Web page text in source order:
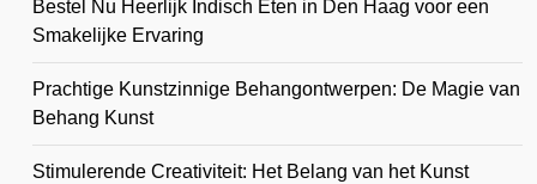
Bestel Nu Heerlijk Indisch Eten in Den Haag voor een
Smakelijke Ervaring
Prachtige Kunstzinnige Behangontwerpen: De Magie van
Behang Kunst
Stimulerende Creativiteit: Het Belang van het Kunst